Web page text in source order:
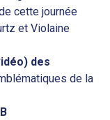
cette journée
et Violaine
des
de la